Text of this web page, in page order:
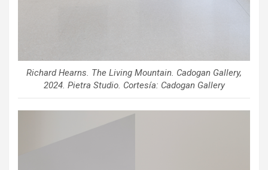
Richard Hearns. The Living Mountain. Cadogan Gallery,
2024. Pietra Studio. Cortesía: Cadogan Gallery